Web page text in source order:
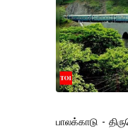
பாலக்காடு -